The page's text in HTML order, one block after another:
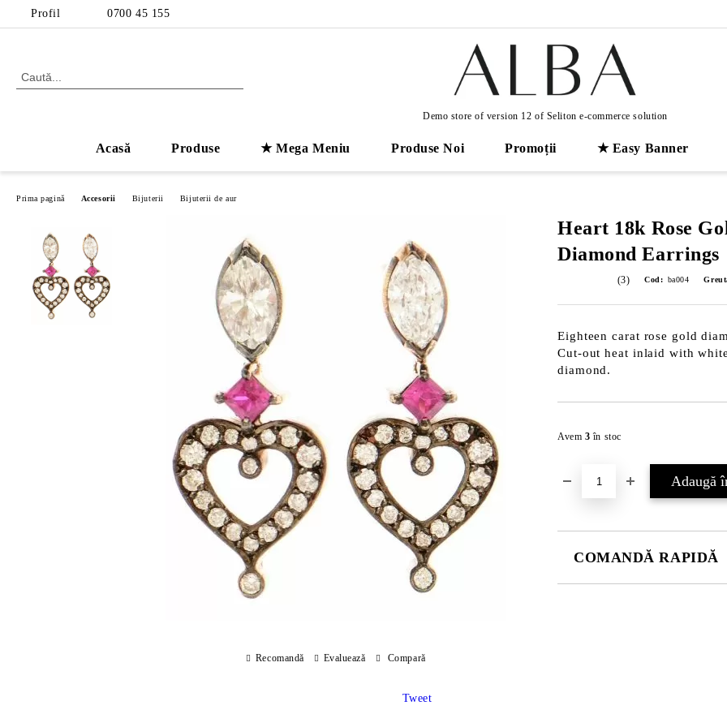
Profil 0700 45 155
Demo store of version 12 of Seliton e-commerce solution
Acasă Produse ★ Mega Meniu Produse Noi Promoții ★ Easy Banner
Prima pagină Accesorii Bijuterii Bijuterii de aur
Heart 18k Rose
Diamond Earrings
(3) Cod: ba004
Eighteen carat rose gold
Cut-out heat inlaid with
diamond.
Avem 3 în stoc
COMANDĂ RAPIDĂ
Recomandă Evaluează Compară
Tweet